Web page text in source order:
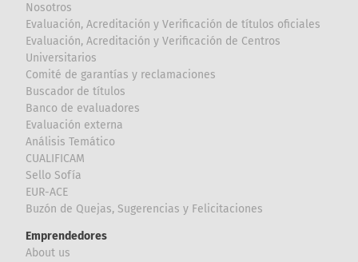
Nosotros
Evaluación, Acreditación y Verificación de títulos oficiales
Evaluación, Acreditación y Verificación de Centros
Universitarios
Comité de garantías y reclamaciones
Buscador de títulos
Banco de evaluadores
Evaluación externa
Análisis Temático
CUALIFICAM
Sello Sofía
EUR-ACE
Buzón de Quejas, Sugerencias y Felicitaciones
Emprendedores
About us